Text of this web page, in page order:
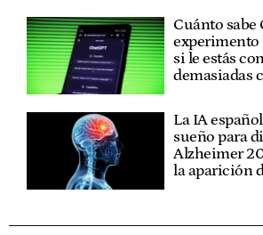
Cuánto sabe
experimento
si le estás
demasiadas
La IA
sueño para
Alzheimer
la aparición